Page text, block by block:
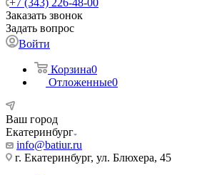
+7 (343) 226-48-00
Заказать звонок
Задать вопрос
Войти
Корзина0
Отложенные0
Ваш город
Екатеринбург
info@batiur.ru
г. Екатеринбург, ул. Блюхера, 45